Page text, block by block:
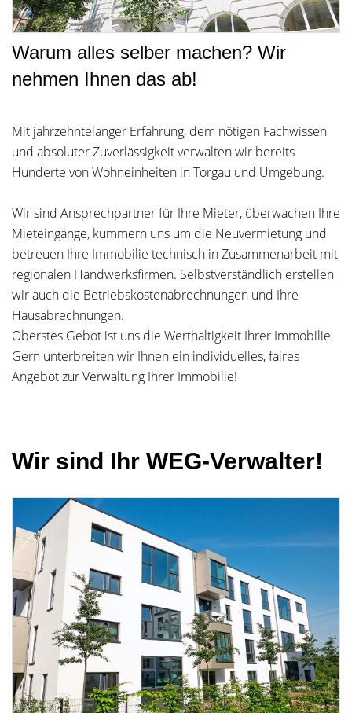
Warum alles selber machen? Wir
nehmen Ihnen das ab!
Mit jahrzehntelanger Erfahrung, dem nötigen Fachwissen
und absoluter Zuverlässigkeit verwalten wir bereits
Hunderte von Wohneinheiten in Torgau und Umgebung.
Wir sind Ansprechpartner für Ihre Mieter, überwachen Ihre
Mieteingänge, kümmern uns um die Neuvermietung und
betreuen Ihre Immobilie technisch in Zusammenarbeit mit
regionalen Handwerksfirmen. Selbstverständlich erstellen
wir auch die Betriebskostenabrechnungen und Ihre
Hausabrechnungen.
Oberstes Gebot ist uns die Werthaltigkeit Ihrer Immobilie.
Gern unterbreiten wir Ihnen ein individuelles, faires
Angebot zur Verwaltung Ihrer Immobilie!
Wir sind Ihr WEG-Verwalter!